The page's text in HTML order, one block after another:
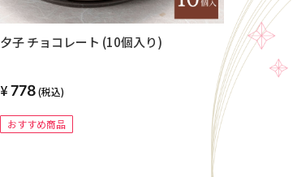
夕子 チョコレート (10個入り)
778(税込)
おすすめ商品